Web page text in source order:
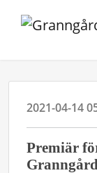
2021-04-14
Premiär